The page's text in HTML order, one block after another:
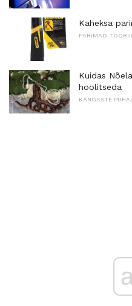
Kaheksa
PARIMAD
Kuidas
hoolitseda
KANGASTE